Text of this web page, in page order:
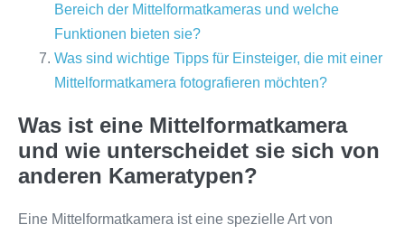
Bereich der Mittelformatkameras und welche
Funktionen bieten sie?
Was sind wichtige Tipps für Einsteiger, die mit einer
Mittelformatkamera fotografieren möchten?
Was ist eine Mittelformatkamera
und wie unterscheidet sie sich von
anderen Kameratypen?
Eine Mittelformatkamera ist eine spezielle Art von